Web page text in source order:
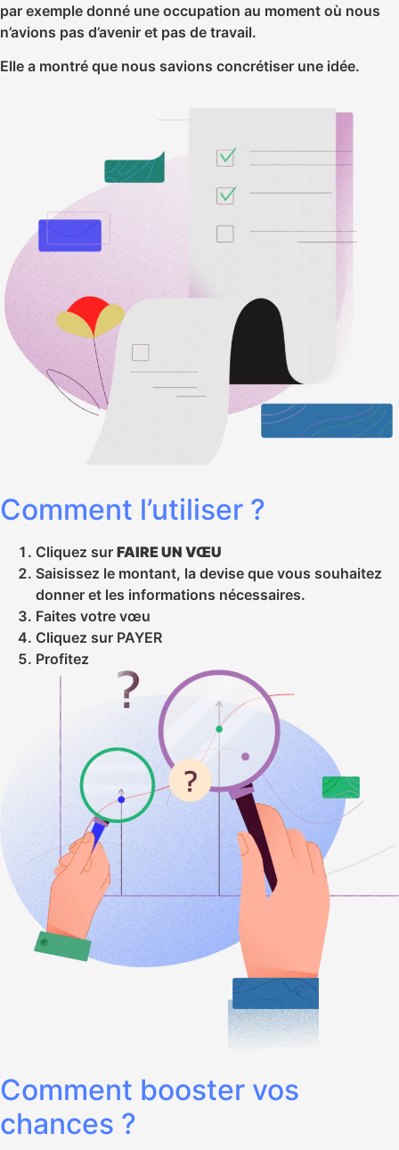
par exemple donné une occupation au moment où nous
n’avions pas d’avenir et pas de travail.
Elle a montré que nous savions concrétiser une idée.
Comment l’utiliser ?
Cliquez sur FAIRE UN VŒU
Saisissez le montant, la devise que vous souhaitez
donner et les informations nécessaires.
Faites votre vœu
Cliquez sur PAYER
Profitez
Comment booster vos
chances ?